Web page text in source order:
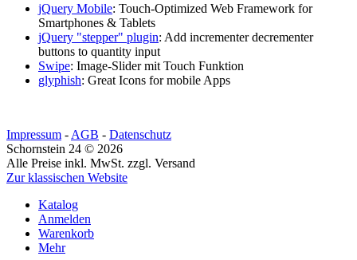
jQuery Mobile: Touch-Optimized Web Framework for
Smartphones & Tablets
jQuery "stepper" plugin: Add incrementer decrementer
buttons to quantity input
Swipe: Image-Slider mit Touch Funktion
glyphish: Great Icons for mobile Apps
Impressum - AGB - Datenschutz
Schornstein 24 © 2026
Alle Preise inkl. MwSt. zzgl. Versand
Zur klassischen Website
Katalog
Anmelden
Warenkorb
Mehr